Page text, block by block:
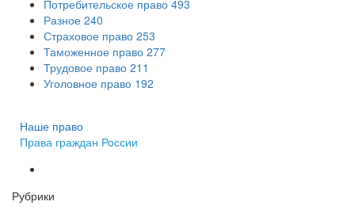
Потребительское право 493
Разное 240
Страховое право 253
Таможенное право 277
Трудовое право 211
Уголовное право 192
Наше право
Права граждан России
Рубрики